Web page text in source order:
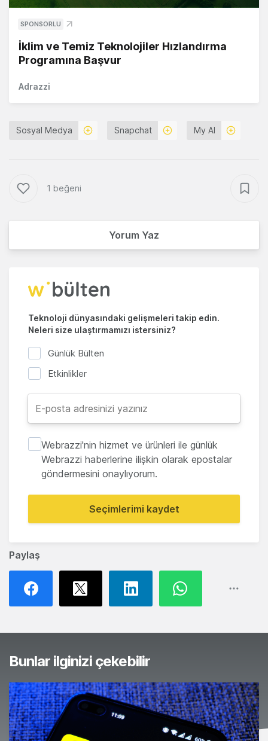
Paylaş
SPONSORLU
İklim ve Temiz Teknolojiler Hızlandırma
Programına Başvur
Adrazzi
Sosyal Medya Snapchat My AI
1 beğeni
Yorum Yaz
Teknoloji dünyasındaki gelişmeleri takip edin.
Neleri size ulaştırmamızı istersiniz?
Günlük Bülten
Etkinlikler
Webrazzi'nin hizmet ve ürünleri ile günlük
Webrazzi haberlerine ilişkin olarak epostalar
göndermesini onaylıyorum.
Seçimlerimi kaydet
Bunlar ilginizi çekebilir